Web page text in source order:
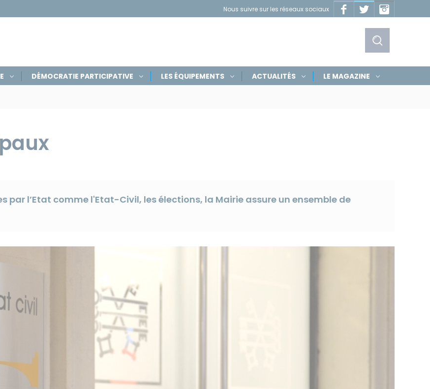
Afficher
le
Nous suivre sur les réseaux sociaux
Masquer
les
FacebookTwitterInstagram
DÉMOCRATIE PARTICIPATIVE LES ÉQUIPEMENTS ACTUALITÉS LE MAGAZINE
par l’Etat comme l'Etat-Civil, les élections, la Mairie assure un ensemble de